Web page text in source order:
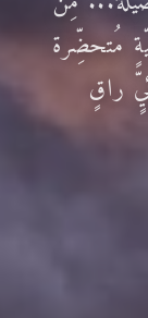
مُتحضِّرة
راقٍ